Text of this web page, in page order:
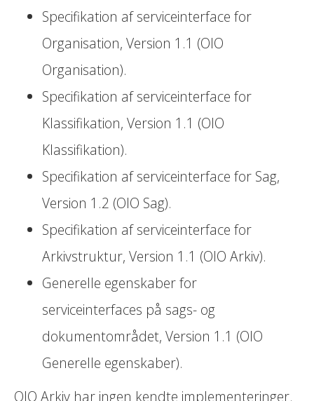
Specifikation af serviceinterface for
Organisation, Version 1.1 (OIO
Organisation).
Specifikation af serviceinterface for
Klassifikation, Version 1.1 (OIO
Klassifikation).
Specifikation af serviceinterface for Sag,
Version 1.2 (OIO Sag).
Specifikation af serviceinterface for
Arkivstruktur, Version 1.1 (OIO Arkiv).
Generelle egenskaber for
serviceinterfaces på sags- og
dokumentområdet, Version 1.1 (OIO
Generelle egenskaber).
OIO Arkiv har ingen kendte implementeringer.